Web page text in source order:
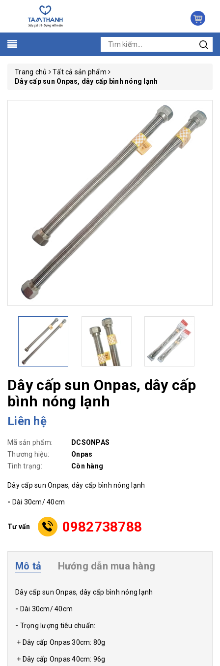
Trang chủ
Tất cả sản phẩm
Dây cấp sun Onpas, dây cấp bình nóng lạnh
Dây cấp sun Onpas, dây cấp
bình nóng lạnh
Liên hệ
Mã sản phẩm:
DCSONPAS
Thương hiệu:
Onpas
Tình trạng:
Còn hàng
Dây cấp sun Onpas, dây cấp bình nóng lạnh
- Dài 30cm/ 40cm
Tư vấn 0982738788
Mô tả Hướng dẫn mua hàng
Dây cấp sun Onpas, dây cấp bình nóng lạnh
- Dài 30cm/ 40cm
- Trọng lượng tiêu chuẩn:
+ Dây cấp Onpas 30cm: 80g
+ Dây cấp Onpas 40cm: 96g